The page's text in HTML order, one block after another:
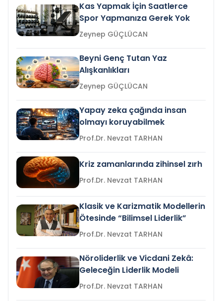
Kas Yapmak İçin Saatlerce
Spor Yapmanıza Gerek Yok
Zeynep GÜÇLÜCAN
Beyni Genç Tutan Yaz
Alışkanlıkları
Zeynep GÜÇLÜCAN
Yapay zeka çağında insan
olmayı koruyabilmek
Prof.Dr. Nevzat TARHAN
Kriz zamanlarında zihinsel zırh
Prof.Dr. Nevzat TARHAN
Klasik ve Karizmatik Modellerin
Ötesinde “Bilimsel Liderlik”
Prof.Dr. Nevzat TARHAN
Nöroliderlik ve Vicdani Zekâ:
Geleceğin Liderlik Modeli
Prof.Dr. Nevzat TARHAN